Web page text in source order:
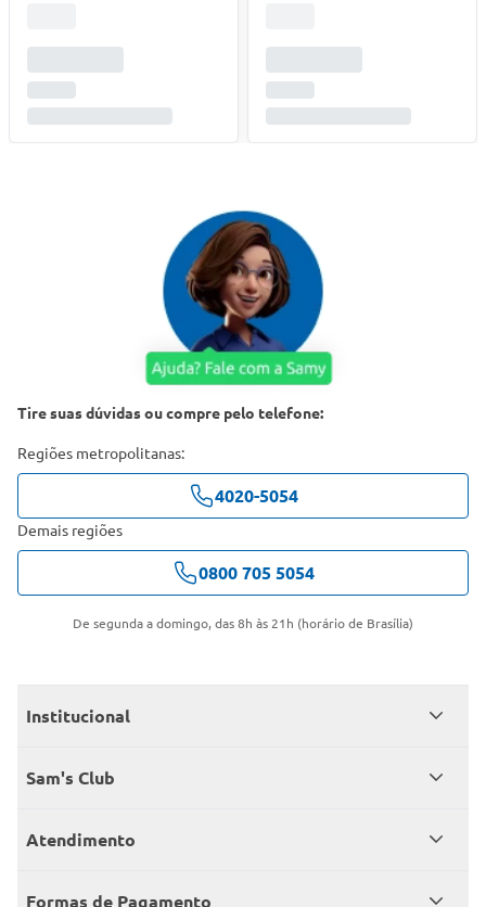
Tire suas dúvidas ou compre pelo telefone:
Regiões metropolitanas:
4020-5054
Demais regiões
0800 705 5054
De segunda a domingo, das 8h às 21h (horário de Brasília)
Institucional
Quem somos
Encontre um Clube
Sam's Club
Seja sócio
Atendimento
Fale conosco
Formas de Pagamento